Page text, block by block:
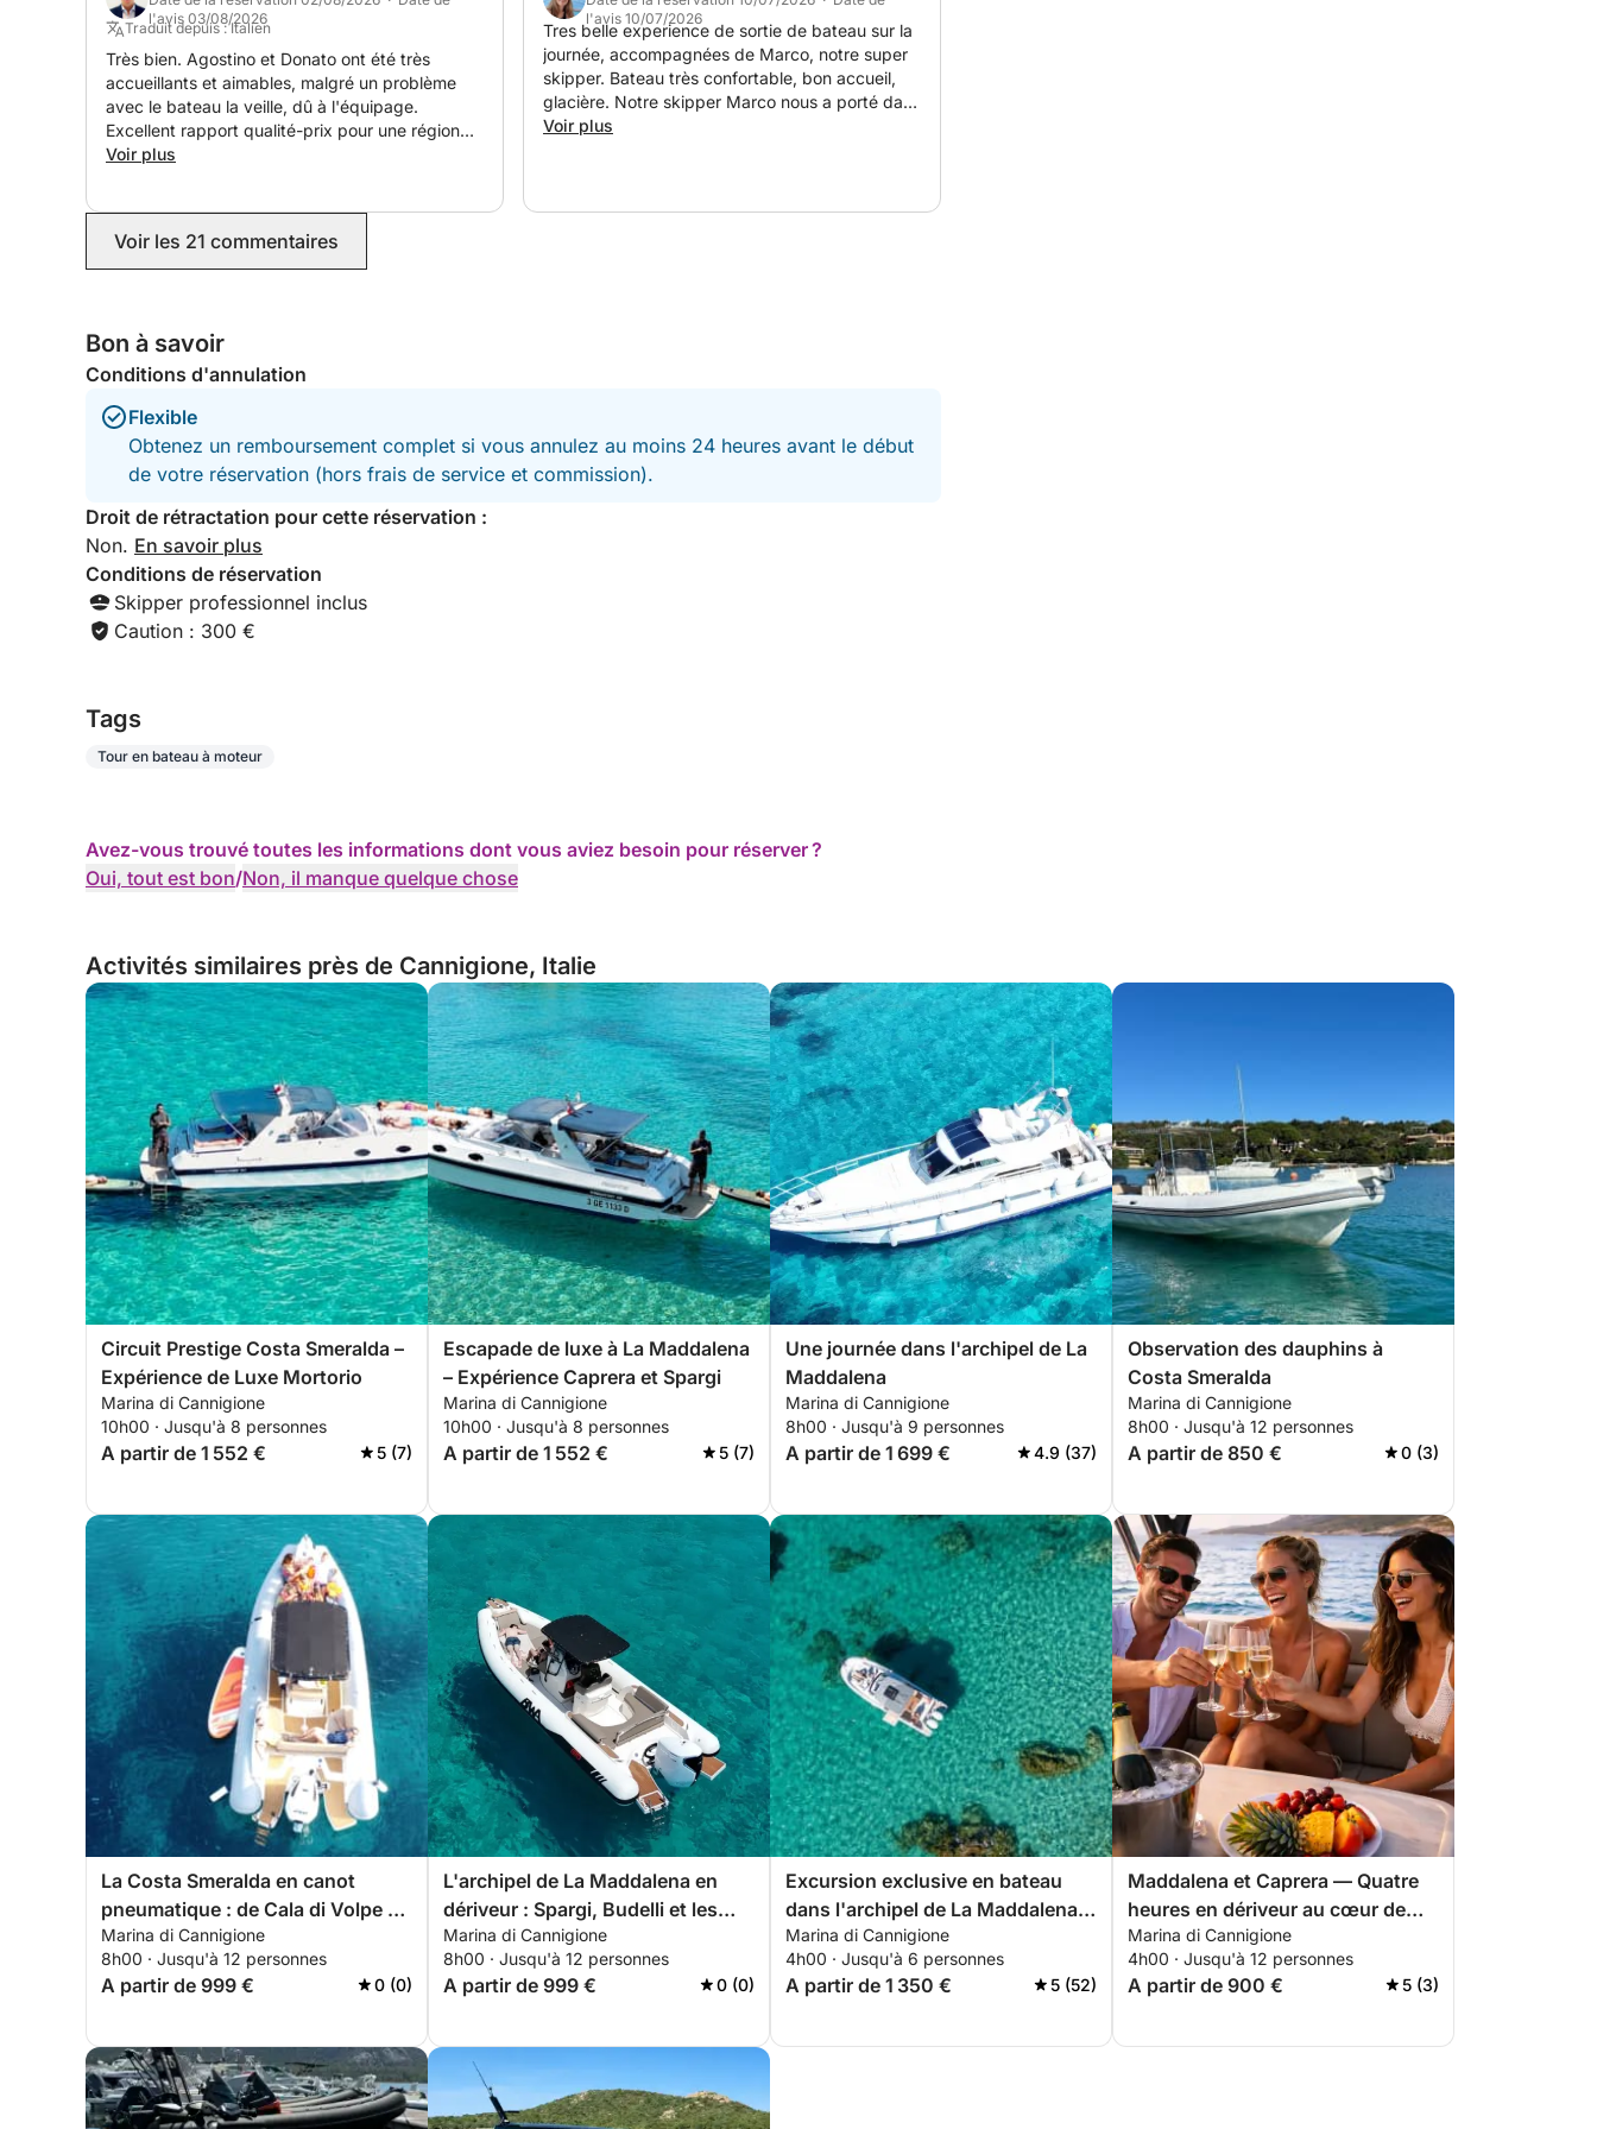
réponse rapide via WhatsApp, ce qui était très
pratique. En résumé, nous sommes ravis d'avoir
réservé ce bateau avec Agostino et nous le
recommandons sans hésiter.
l'avis 03/08/2026
Traduit depuis : Italien
Très bien. Agostino et Donato ont été très
accueillants et aimables, malgré un problème
avec le bateau la veille, dû à l'équipage.
Excellent rapport qualité-prix pour une région
comme Canniggione, avec un grand parking et
prochain voyage. Merci beaucoup.
Voir plus
l'avis 10/07/2026
Tres belle experience de sortie de bateau sur la
journée, accompagnées de Marco, notre super
skipper. Bateau très confortable, bon accueil,
glacière. Notre skipper Marco nous a porté dans
des magnifiques plages avec l’eau cristalline et
Voir plus
Voir les 21 commentaires
Bon à savoir
Conditions d'annulation
Flexible
Obtenez un remboursement complet si vous annulez au moins 24 heures avant le début
de votre réservation (hors frais de service et commission).
Droit de rétractation pour cette réservation :
Non. En savoir plus
Conditions de réservation
Skipper professionnel inclus
Caution : 300 €
Tags
Tour en bateau à moteur
Avez-vous trouvé toutes les informations dont vous aviez besoin pour réserver ?
Oui, tout est bon/Non, il manque quelque chose
Activités similaires près de Cannigione, Italie
Circuit Prestige Costa Smeralda –
Expérience de Luxe Mortorio
Marina di Cannigione
10h00 · Jusqu'à 8 personnes
A partir de 1 552 € 5 (7)
Escapade de luxe à La Maddalena
– Expérience Caprera et Spargi
Marina di Cannigione
10h00 · Jusqu'à 8 personnes
A partir de 1 552 € 5 (7)
Une journée dans l'archipel de La
Maddalena
Marina di Cannigione
8h00 · Jusqu'à 9 personnes
A partir de 1 699 € 4.9 (37)
Observation des dauphins à
Costa Smeralda
Marina di Cannigione
8h00 · Jusqu'à 12 personnes
A partir de 850 € 0 (3)
La Costa Smeralda en canot
pneumatique : de Cala di Volpe à
Mortorio depuis Cannigione
Marina di Cannigione
8h00 · Jusqu'à 12 personnes
A partir de 999 € 0 (0)
L'archipel de La Maddalena en
dériveur : Spargi, Budelli et les
criques secrètes
Marina di Cannigione
8h00 · Jusqu'à 12 personnes
A partir de 999 € 0 (0)
Excursion exclusive en bateau
dans l'archipel de La Maddalena
et sur la côte nord-est
Marina di Cannigione
4h00 · Jusqu'à 6 personnes
A partir de 1 350 € 5 (52)
Maddalena et Caprera — Quatre
heures en dériveur au cœur de
l'archipel au départ de Cannigione
Marina di Cannigione
4h00 · Jusqu'à 12 personnes
A partir de 900 € 5 (3)